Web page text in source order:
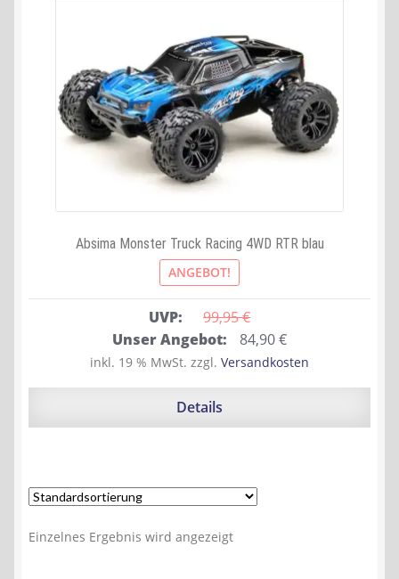
Absima Monster Truck Racing 4WD RTR blau
ANGEBOT!
UVP: 99,95 €
Ursprünglicher
Preis
war:
Unser Angebot: 84,90€Aktueller
Preis
ist:
inkl. 19 % MwSt. zzgl. Versandkosten
Details
Einzelnes Ergebnis wird angezeigt